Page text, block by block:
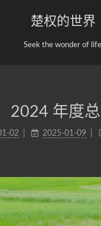
楚权的世界
Seek the wonder of
2024 年度
02 2025-01-09